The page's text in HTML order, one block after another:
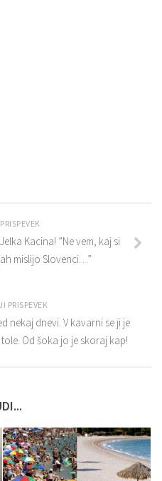
Kacina! ”Ne vem, kaj si
mislijo Slovenci…”
PRISPEVEK
nekaj dnevi. V kavarni se ji je
Od šoka jo je skoraj kap!